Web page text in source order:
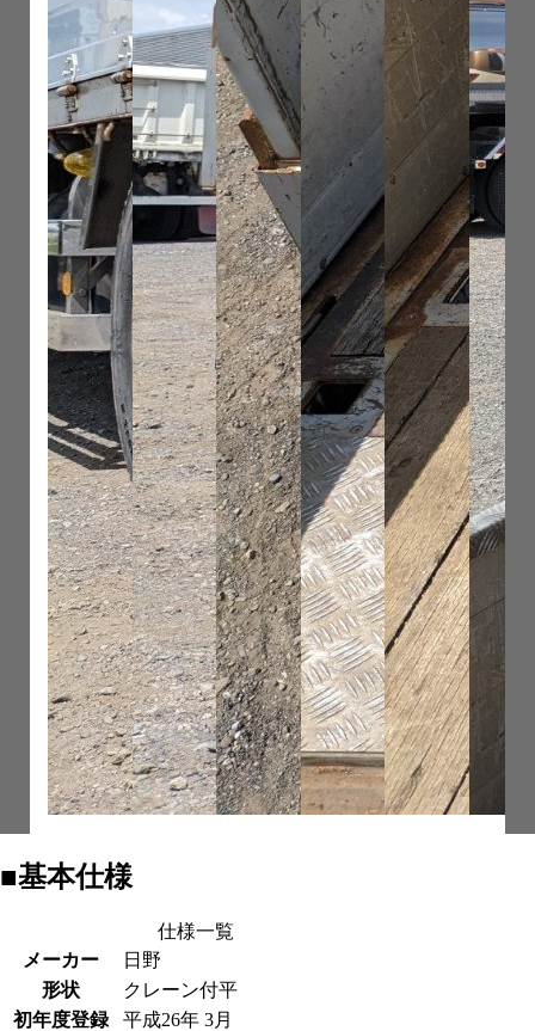
■基本仕様
仕様一覧
メーカー
日野
形状
クレーン付平
初年度登録
平成26年 3月